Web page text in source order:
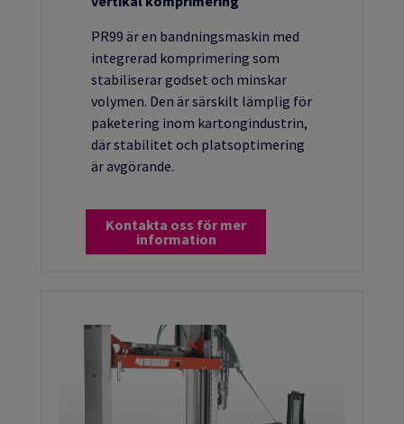
PR99 är en bandningsmaskin med
integrerad komprimering som
stabiliserar godset och minskar
volymen. Den är särskilt lämplig för
paketering inom kartongindustrin,
där stabilitet och platsoptimering
är avgörande.
Kontakta oss för mer
information